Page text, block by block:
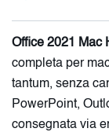
Office 2021 Mac
completa per
tantum, senza
PowerPoint,
consegnata via